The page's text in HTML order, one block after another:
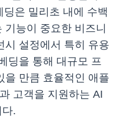
은 밀리초 내에 수백
능이 중요한 비즈니
시 설정에서 특히 유용
딩을 통해 대규모 프
을 만큼 효율적인 애플
고객을 지원하는 AI
.